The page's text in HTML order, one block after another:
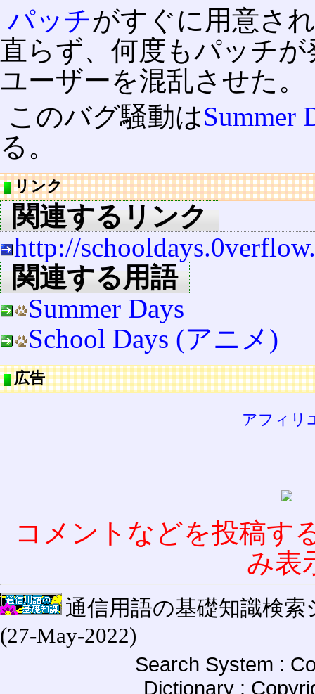
パッチがすぐに用意さ
直らず、何度もパッチ
ユーザーを混乱させた。
このバグ騒動はSummer
る。
リンク
関連するリンク
http://
関連する用語
Summer Days
School Days (アニメ)
広告
アフィリ
コメントなどを投稿す
み表
通信用語の基礎知識検索
(27-May-2022)
Search System :
Dictionary :